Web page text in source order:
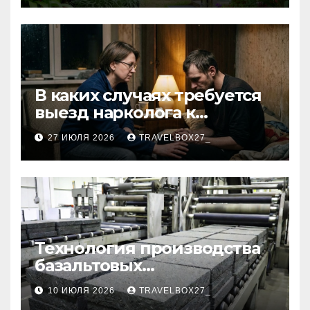
В каких случаях требуется
выезд нарколога к
пациенту
27 ИЮЛЯ 2026 TRAVELBOX27_
Технология производства
базальтовых
теплоизоляционных плит
по ГОСТ
10 ИЮЛЯ 2026 TRAVELBOX27_